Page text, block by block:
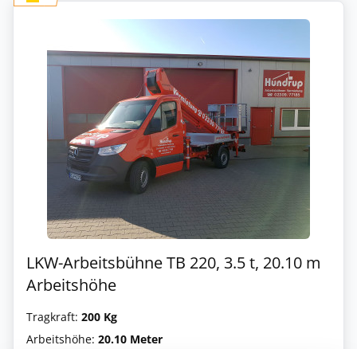
LKW-Arbeitsbühne TB 220, 3.5 t, 20.10 m
Arbeitshöhe
Tragkraft: 200 Kg
Arbeitshöhe: 20.10 Meter